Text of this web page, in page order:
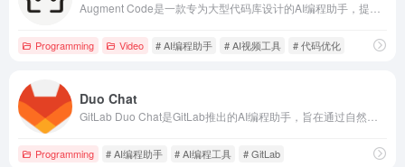
Programming Video # AI编程助手 # AI视频工具 # 代码优化
Duo Chat
Programming # AI编程助手 # AI编程工具 # GitLab